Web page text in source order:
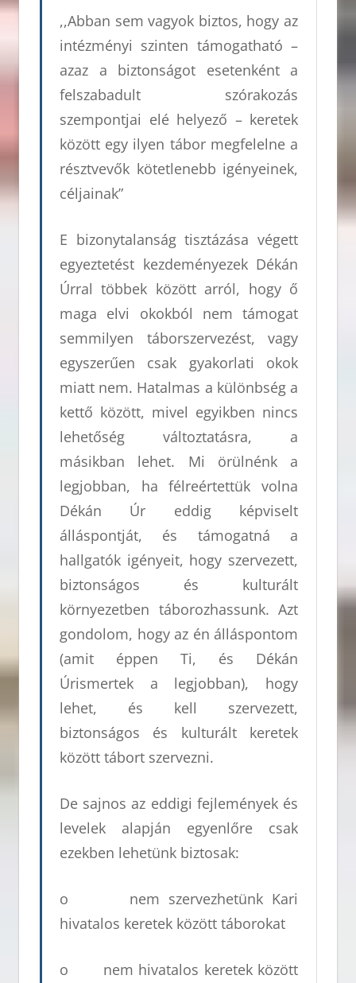
,,Abban sem vagyok biztos, hogy az
intézményi szinten támogatható –
azaz a biztonságot esetenként a
felszabadult szórakozás
szempontjai elé helyező – keretek
között egy ilyen tábor megfelelne a
résztvevők kötetlenebb igényeinek,
céljainak”
E bizonytalanság tisztázása végett
egyeztetést kezdeményezek Dékán
Úrral többek között arról, hogy ő
maga elvi okokból nem támogat
semmilyen táborszervezést, vagy
egyszerűen csak gyakorlati okok
miatt nem. Hatalmas a különbség a
kettő között, mivel egyikben nincs
lehetőség változtatásra, a
másikban lehet. Mi örülnénk a
legjobban, ha félreértettük volna
Dékán Úr eddig képviselt
álláspontját, és támogatná a
hallgatók igényeit, hogy szervezett,
biztonságos és kulturált
környezetben táborozhassunk. Azt
gondolom, hogy az én álláspontom
(amit éppen Ti, és Dékán
Úrismertek a legjobban), hogy
lehet, és kell szervezett,
biztonságos és kulturált keretek
között tábort szervezni.
De sajnos az eddigi fejlemények és
levelek alapján egyenlőre csak
ezekben lehetünk biztosak:
o nem szervezhetünk Kari
hivatalos keretek között táborokat
o nem hivatalos keretek között